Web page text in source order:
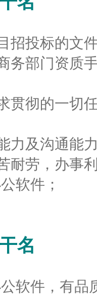
招投标的文
务部门资质
贯彻的一切
力及沟通能
耐劳，办事
软件；
名
软件，有